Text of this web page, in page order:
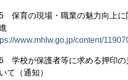
保育の現場・職業の魅力向上に
www.mhlw.go.jp/content/
学校が保護者等に求める押印の
て（通知）